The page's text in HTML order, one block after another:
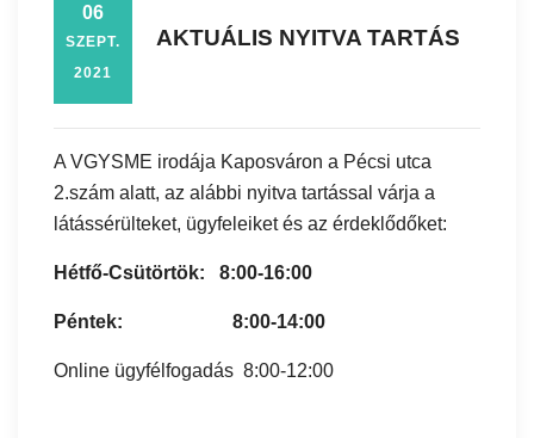
06
SZEPT.
2021
AKTUÁLIS NYITVA TARTÁS
A VGYSME irodája Kaposváron a Pécsi utca
2.szám alatt, az alábbi nyitva tartással várja a
látássérülteket, ügyfeleiket és az érdeklődőket:
Hétfő-Csütörtök: 8:00-16:00
Péntek: 8:00-14:00
Online ügyfélfogadás 8:00-12:00